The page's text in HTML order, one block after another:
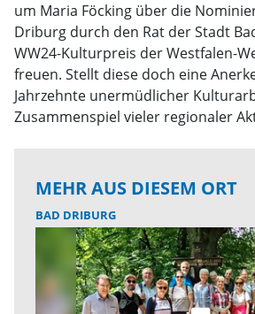
um Maria Föcking über die
Driburg durch den Rat der Stadt
WW24-Kulturpreis der Westfalen-
freuen. Stellt diese doch eine
Jahrzehnte unermüdlicher
Zusammenspiel vieler regionaler
MEHR AUS DIESEM ORT
BAD DRIBURG